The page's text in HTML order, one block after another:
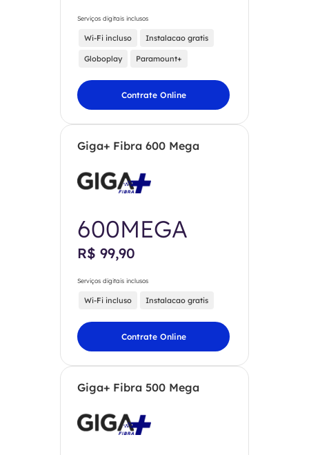
Serviços digitais inclusos
Wi-Fi incluso Instalacao gratis
Globoplay Paramount+
Contrate Online
Giga+ Fibra 600 Mega
600MEGA
R$ 99,90
Serviços digitais inclusos
Wi-Fi incluso Instalacao gratis
Contrate Online
Giga+ Fibra 500 Mega